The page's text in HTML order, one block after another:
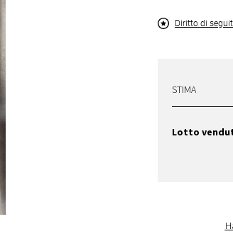
Diritto di
STIMA
Lotto